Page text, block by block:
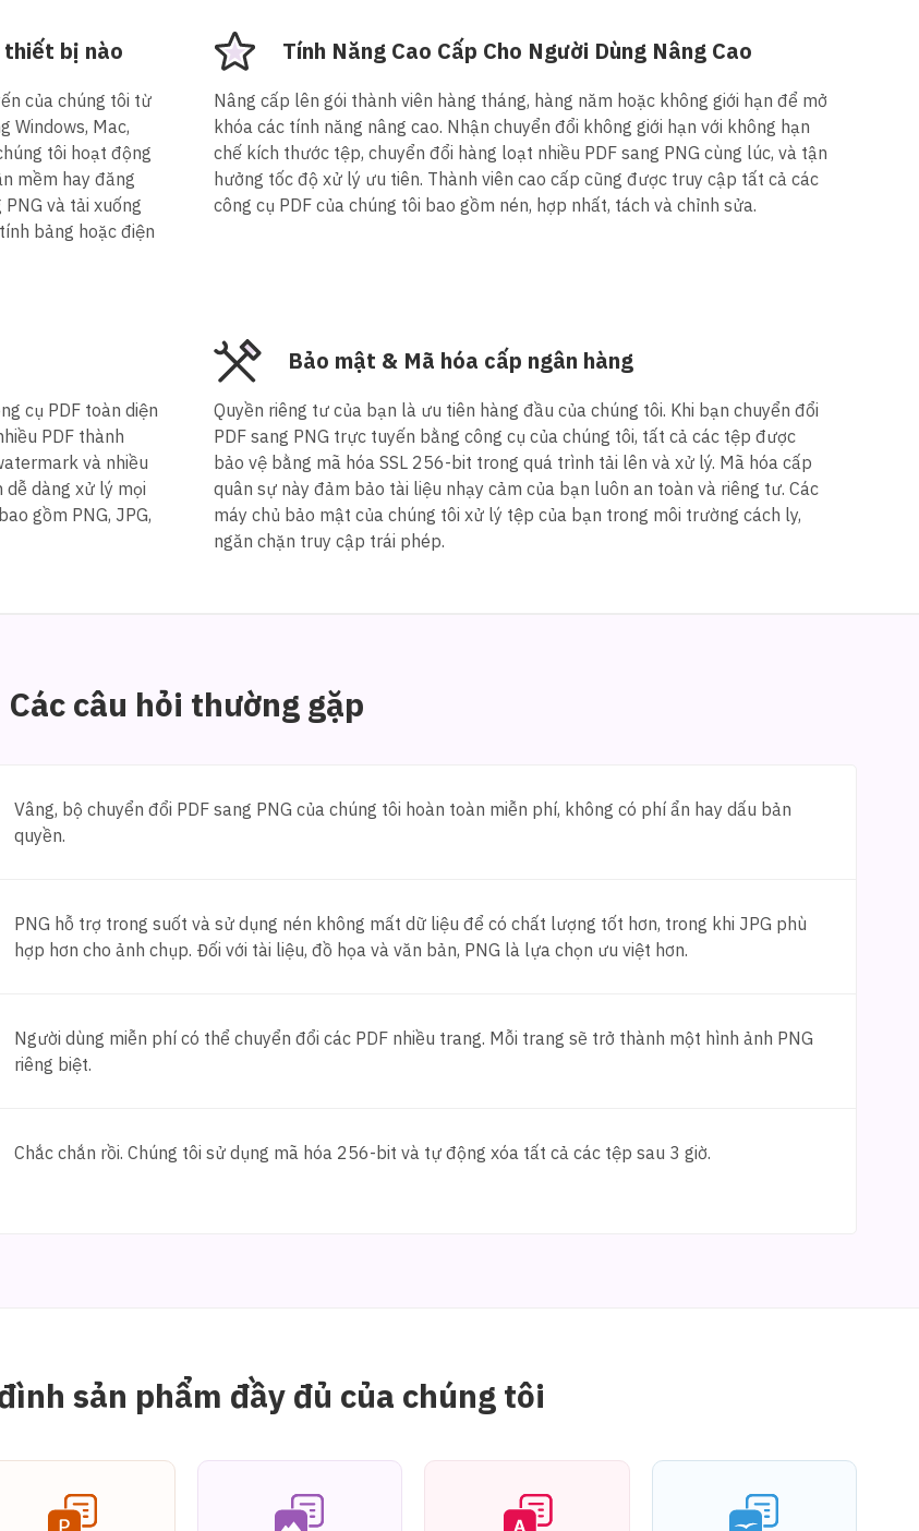
thiết bị nào
của chúng tôi từ
Windows, Mac,
tôi hoạt động
mềm hay đăng
và tải xuống
bảng hoặc điện
Tính Năng Cao Cấp Cho Người Dùng Nâng Cao
Nâng cấp lên gói thành viên hàng tháng, hàng năm hoặc không giới hạn để mở
khóa các tính năng nâng cao. Nhận chuyển đổi không giới hạn với không hạn
chế kích thước tệp, chuyển đổi hàng loạt nhiều PDF sang PNG cùng lúc, và tận
hưởng tốc độ xử lý ưu tiên. Thành viên cao cấp cũng được truy cập tất cả các
công cụ PDF của chúng tôi bao gồm nén, hợp nhất, tách và chỉnh sửa.
cụ PDF toàn diện
PDF thành
và nhiều
dàng xử lý mọi
gồm PNG, JPG,
Bảo mật & Mã hóa cấp ngân hàng
Quyền riêng tư của bạn là ưu tiên hàng đầu của chúng tôi. Khi bạn chuyển đổi
PDF sang PNG trực tuyến bằng công cụ của chúng tôi, tất cả các tệp được
bảo vệ bằng mã hóa SSL 256-bit trong quá trình tải lên và xử lý. Mã hóa cấp
quân sự này đảm bảo tài liệu nhạy cảm của bạn luôn an toàn và riêng tư. Các
máy chủ bảo mật của chúng tôi xử lý tệp của bạn trong môi trường cách ly,
ngăn chặn truy cập trái phép.
Các câu hỏi thường gặp
Vâng, bộ chuyển đổi PDF sang PNG của chúng tôi hoàn toàn miễn phí, không có phí ẩn hay dấu bản
quyền.
PNG hỗ trợ trong suốt và sử dụng nén không mất dữ liệu để có chất lượng tốt hơn, trong khi JPG phù
hợp hơn cho ảnh chụp. Đối với tài liệu, đồ họa và văn bản, PNG là lựa chọn ưu việt hơn.
Người dùng miễn phí có thể chuyển đổi các PDF nhiều trang. Mỗi trang sẽ trở thành một hình ảnh PNG
riêng biệt.
Chắc chắn rồi. Chúng tôi sử dụng mã hóa 256-bit và tự động xóa tất cả các tệp sau 3 giờ.
sản phẩm đầy đủ của chúng tôi